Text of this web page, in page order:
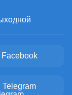
Facebook
Telegram